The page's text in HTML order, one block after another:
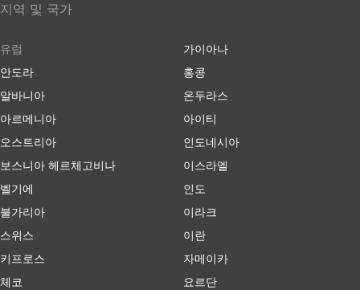
지역 및 국가
유럽
안도라
알바니아
아르메니아
오스트리아
보스니아 헤르체고비나
벨기에
불가리아
스위스
키프로스
체코
가이아나
홍콩
온두라스
아이티
인도네시아
이스라엘
인도
이라크
이란
자메이카
요르단